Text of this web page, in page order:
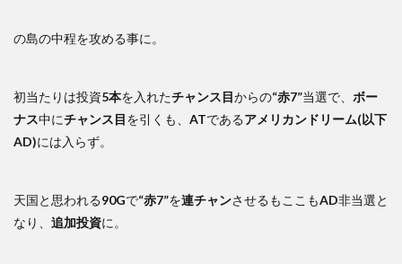
の島の中程を攻める事に。
初当たりは投資5本を入れたチャンス目からの“赤7”当選で、 ボー
ナス中にチャンス目を引くも、 ATであるアメリカンドリーム(以下
AD)には入らず。
天国と思われる90Gで“赤7”を連チャンさせるもここもAD非当選と
なり、 追加投資に。